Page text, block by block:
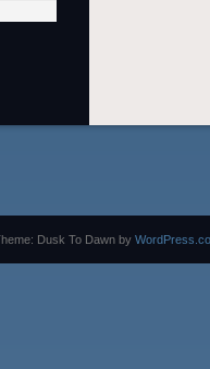
Dusk To Dawn by